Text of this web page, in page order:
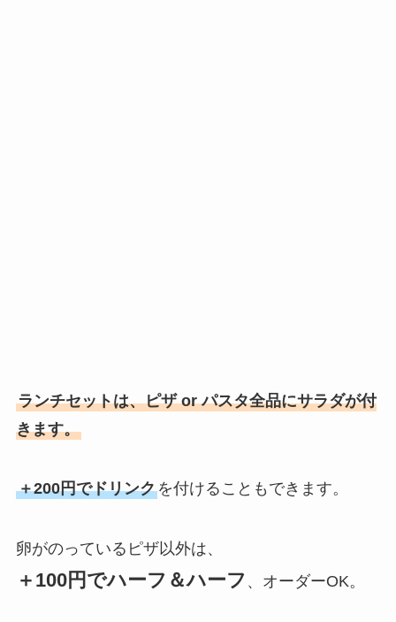
ランチセットは、ピザ or パスタ全品にサラダが付
きます。
＋200円でドリンクを付けることもできます。
卵がのっているピザ以外は、
＋100円でハーフ＆ハーフ 、オーダーOK。